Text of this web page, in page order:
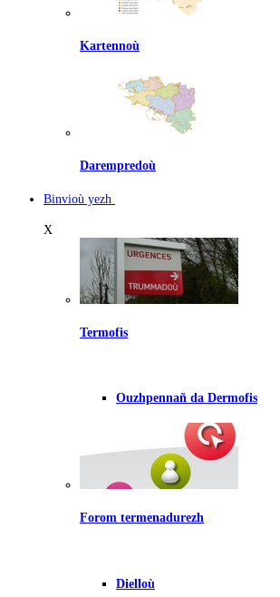
Kartennoù
Darempredoù
Binvioù yezh
X
Termofis
Ouzhpennañ da Dermofis
Forom termenadurezh
Dielloù